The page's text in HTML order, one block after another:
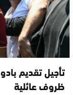
تأجيل تقديم
ظروف عائلية